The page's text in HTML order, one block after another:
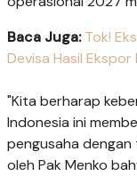
Baca Juga: Tok!
Devisa Hasil
"Kita berharap
Indonesia ini
pengusaha dengan
oleh Pak Menko